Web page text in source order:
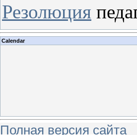
Резолюция
Calendar
Полная версия сайта